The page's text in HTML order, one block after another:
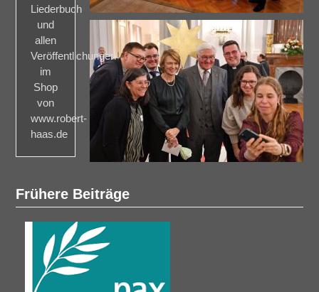
Liederbuch
und
allen
Veröffentlichungen
im
Shop
von
www.robert-
haas.de
Frühere Beiträge